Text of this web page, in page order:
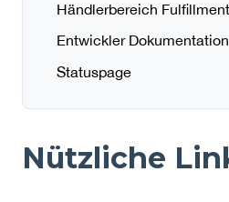
Händlerbereich
Entwickler Dokumentation
Statuspage
Nützliche